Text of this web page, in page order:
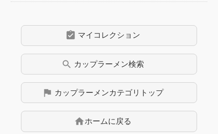
assignment_turned_in マイコレクション
search カップラーメン検索
flag カップラーメンカテゴリトップ
homeホームに戻る